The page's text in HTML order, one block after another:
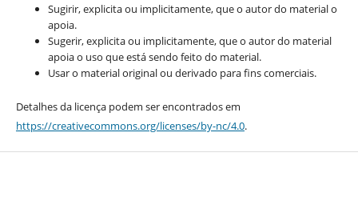
Sugirir, explicita ou implicitamente, que o autor do material o
apoia.
Sugerir, explicita ou implicitamente, que o autor do material
apoia o uso que está sendo feito do material.
Usar o material original ou derivado para fins comerciais.
Detalhes da licença podem ser encontrados em
https://creativecommons.org/licenses/by-nc/4.0.